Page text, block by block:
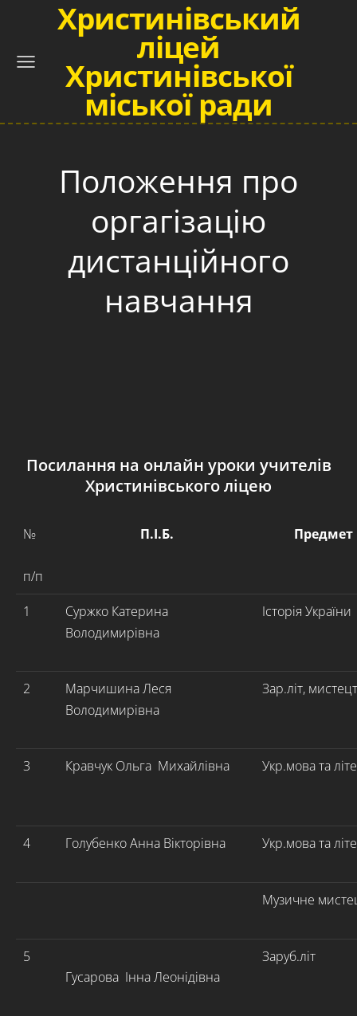
Христинівський
ліцей
Христинівської
міської ради
Положення про
оргагізацію
дистанційного
навчання
Посилання на онлайн уроки учителів
Христинівського ліцею
№
п/п
П.І.Б. Предмет
1
Суржко Катерина
Володимирівна
Історія України
2
Марчишина Леся
Володимирівна
Зар.літ,
3 Кравчук Ольга Михайлівна Укр.мова та
4 Голубенко Анна Вікторівна Укр.мова та
Музичне
5
Гусарова Інна Леонідівна
Заруб.літ